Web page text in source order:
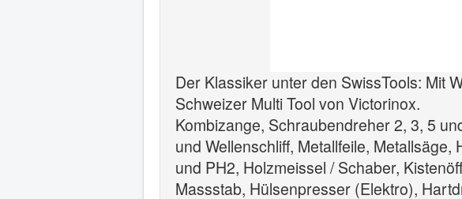
Der Klassiker unter den SwissTools: Mit
Schweizer Multi Tool von Victorinox.
Kombizange, Schraubendreher 2, 3, 5
und Wellenschliff, Metallfeile,
und PH2, Holzmeissel / Schaber,
Massstab, Hülsenpresser (Elektro),